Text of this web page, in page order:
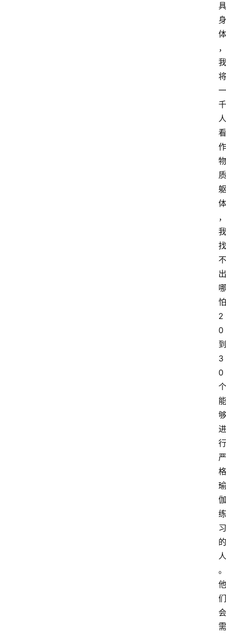
具
身
体
，
我
将
一
千
人
看
作
物
质
躯
体
，
我
找
不
出
哪
怕
2
0
到
3
0
个
能
够
进
行
严
格
瑜
伽
练
习
的
人
。
他
们
会
需